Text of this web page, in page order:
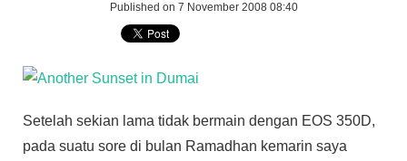
Published on 7 November 2008 08:40
Setelah sekian lama tidak bermain dengan EOS 350D,
pada suatu sore di bulan Ramadhan kemarin saya